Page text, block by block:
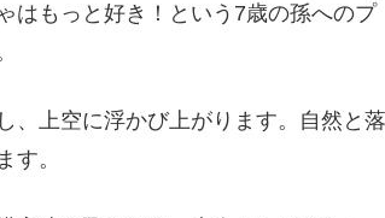
はもっと好き！という7歳の孫へのプ
、上空に浮かび上がります。自然と落
す。